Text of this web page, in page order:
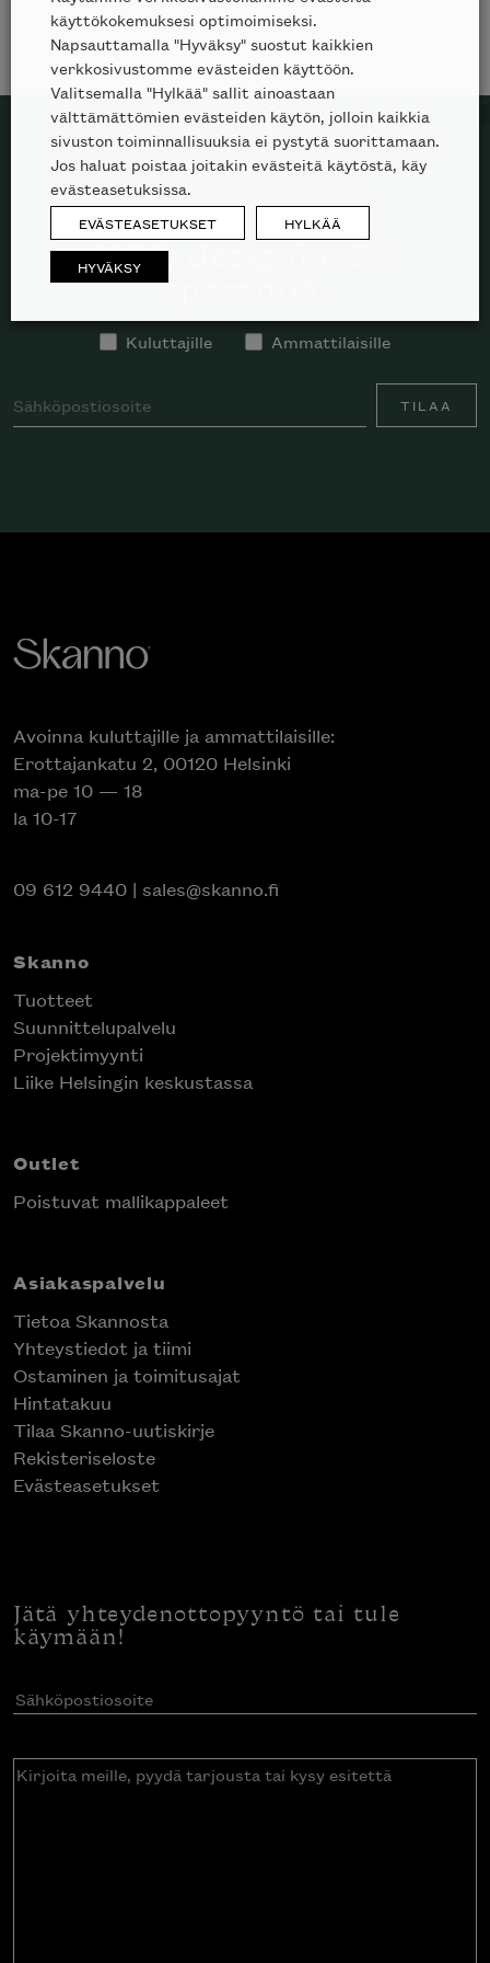
TILAA SKANNO-UUTISKIRJE
100% designia. 0%
spämmiä.
Kuluttajille Ammattilaisille
TILAA
Avoinna kuluttajille ja ammattilaisille:
Erottajankatu 2, 00120 Helsinki
ma-pe 10 — 18
la 10-17
09 612 9440 | sales@skanno.fi
Skanno
Tuotteet
Suunnittelupalvelu
Projektimyynti
Liike Helsingin keskustassa
Outlet
Poistuvat mallikappaleet
Asiakaspalvelu
Tietoa Skannosta
Yhteystiedot ja tiimi
Ostaminen ja toimitusajat
Hintatakuu
Tilaa Skanno-uutiskirje
Rekisteriseloste
Evästeasetukset
Jätä yhteydenottopyyntö tai tule
käymään!
Sähköpostiosoite(Pakollinen)
Kirjoita
käyttökokemuksesi optimoimiseksi.
Napsauttamalla "Hyväksy" suostut kaikkien
verkkosivustomme evästeiden käyttöön.
Valitsemalla "Hylkää" sallit ainoastaan
välttämättömien evästeiden käytön, jolloin kaikkia
sivuston toiminnallisuuksia ei pystytä suorittamaan.
Jos haluat poistaa joitakin evästeitä käytöstä, käy
evästeasetuksissa.
EVÄSTEASETUKSET HYLKÄÄ
HYVÄKSY